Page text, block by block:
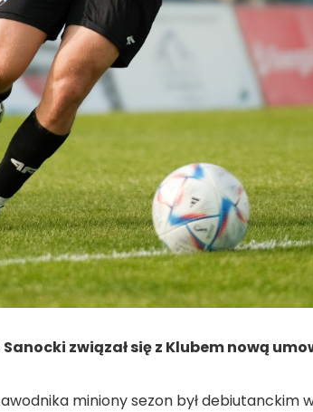
związał się z Klubem nową
miniony sezon był debiutanckim